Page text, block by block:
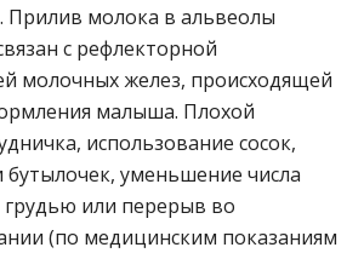
Прилив молока в альвеолы
с рефлекторной
молочных желез, происходящей
малыша. Плохой
использование сосок,
бутылочек, уменьшение числа
или перерыв во
(по медицинским показаниям